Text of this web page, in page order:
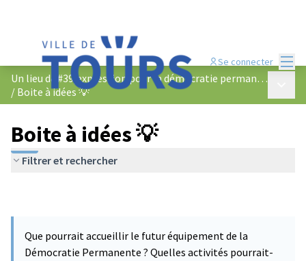
Se connecter
Un lieu d&#39;expression pour la démocratie permanente
/ Boite à idées 💡
Boite à idées 💡
Filtrer et rechercher
Que pourrait accueillir le futur équipement de la
Démocratie Permanente ? Quelles activités pourrait-